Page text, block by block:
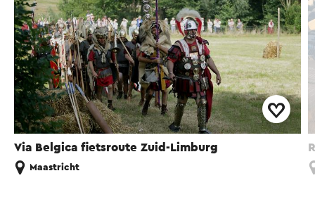
constante aanwezigheid van een religieuze
toezichthoudster. Zekerheid ging voor alles.
Via Belgica fietsroute Zuid-Limburg
Maastricht